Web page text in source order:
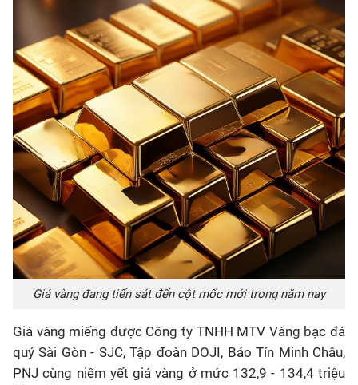
Giá vàng đang tiến sát đến cột mốc mới trong năm nay
Giá vàng miếng được Công ty TNHH MTV Vàng bạc đá
quý Sài Gòn - SJC, Tập đoàn DOJI, Bảo Tín Minh Châu,
PNJ cùng niêm yết giá vàng ở mức 132,9 - 134,4 triệu